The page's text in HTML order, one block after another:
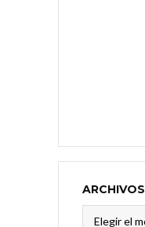
ARCHIVOS